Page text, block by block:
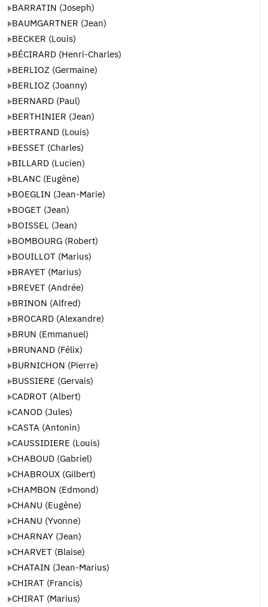
BARRATIN (Joseph)
BAUMGARTNER (Jean)
BECKER (Louis)
BÉCIRARD (Henri-Charles)
BERLIOZ (Germaine)
BERLIOZ (Joanny)
BERNARD (Paul)
BERTHINIER (Jean)
BERTRAND (Louis)
BESSET (Charles)
BILLARD (Lucien)
BLANC (Eugène)
BOEGLIN (Jean-Marie)
BOGET (Jean)
BOISSEL (Jean)
BOMBOURG (Robert)
BOUILLOT (Marius)
BRAYET (Marius)
BREVET (Andrée)
BRINON (Alfred)
BROCARD (Alexandre)
BRUN (Emmanuel)
BRUNAND (Félix)
BURNICHON (Pierre)
BUSSIERE (Gervais)
CADROT (Albert)
CANOD (Jules)
CASTA (Antonin)
CAUSSIDIERE (Louis)
CHABOUD (Gabriel)
CHABROUX (Gilbert)
CHAMBON (Edmond)
CHANU (Eugène)
CHANU (Yvonne)
CHARNAY (Jean)
CHARVET (Blaise)
CHATAIN (Jean-Marius)
CHIRAT (Francis)
CHIRAT (Marius)